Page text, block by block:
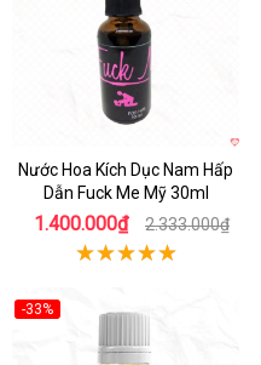
Nước Hoa Kích Dục Nam Hấp
Dẫn Fuck Me Mỹ 30ml
1.400.000₫ 2.333.000₫
-33%